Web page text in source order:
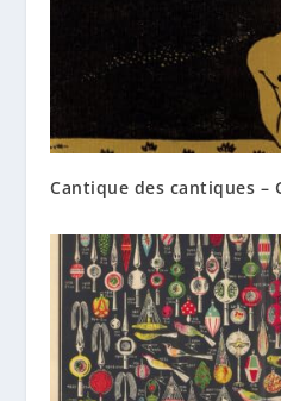
Cantique des cantiques –